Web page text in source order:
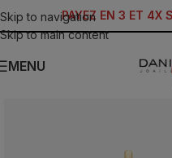
Skip to navigation
Skip to main content
PAYEZ EN 3 ET 4X
MENU